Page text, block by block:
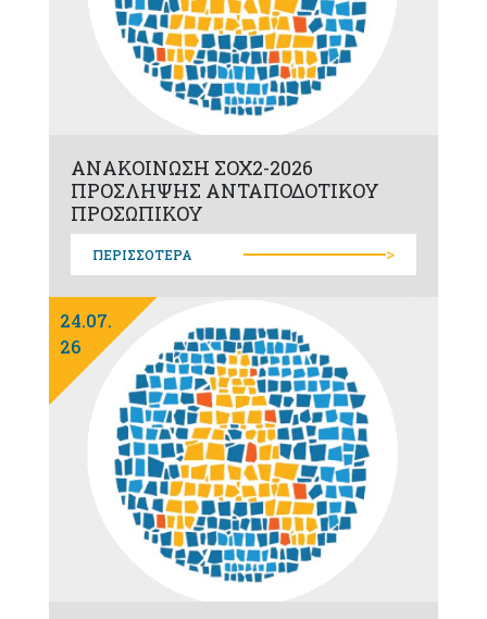
ΑΝΑΚΟΙΝΩΣΗ ΣΟΧ2-2026
ΠΡΟΣΛΗΨΗΣ ΑΝΤΑΠΟΔΟΤΙΚΟΥ
ΠΡΟΣΩΠΙΚΟΥ
ΠΕΡΙΣΣΟΤΕΡΑ >
24.07.
26